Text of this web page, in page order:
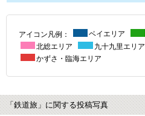
アイコン凡例： ベイエリア
北総エリア
九十九里エリア
かずさ・臨海エリア
「鉄道旅」に関する投稿写真